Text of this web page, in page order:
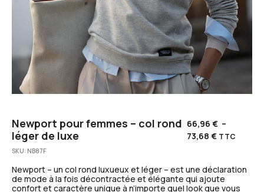
Newport pour femmes – col rond
léger de luxe
66,96€ –
73,68€ TTC
SKU: NB87F
Newport – un col rond luxueux et léger – est une déclaration
de mode à la fois décontractée et élégante qui ajoute
confort et caractère unique à n’importe quel look que vous